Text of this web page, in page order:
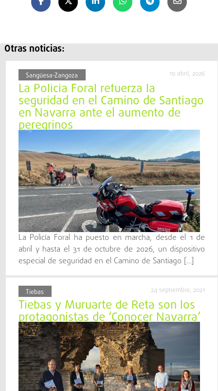
Otras noticias:
Sangüesa-Zangoza 10 abril, 2026
La Policía Foral refuerza la
seguridad en el Camino de Santiago
en Navarra ante el aumento de
peregrinos
La Policía Foral ha puesto en marcha, desde el 1 de
abril y hasta el 31 de octubre de 2026, un dispositivo
especial de seguridad en el Camino de Santiago […]
Tiebas 24 septiembre, 2021
Tiebas y Muruarte de Reta son los
protagonistas de ‘Conocer Navarra’